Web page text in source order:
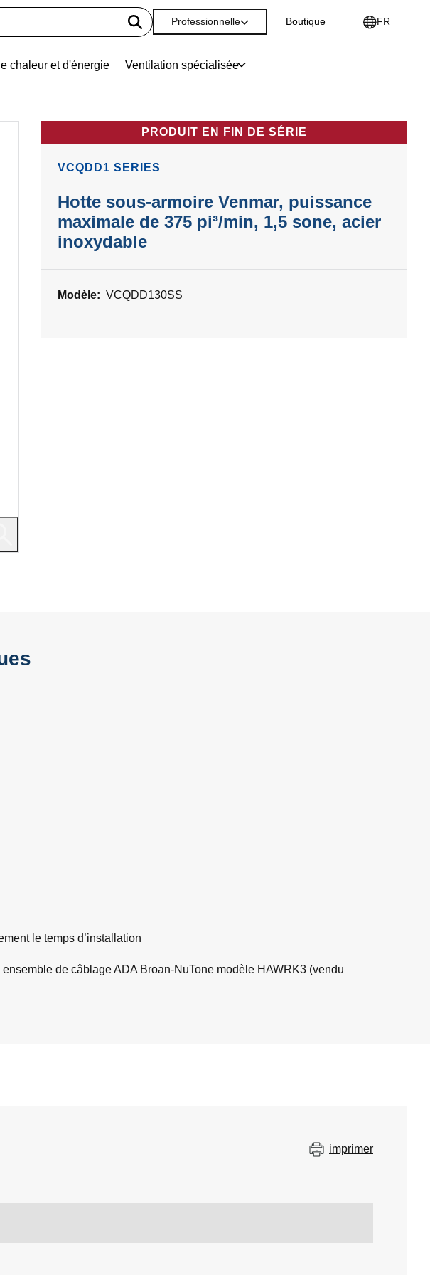
chaleur et d'énergie Ventilation spécialisée
Professionnelle Boutique FR
PRODUIT EN FIN DE SÉRIE
VCQDD1 SERIES
Hotte sous-armoire Venmar, puissance
maximale de 375 pi³/min, 1,5 sone, acier
inoxydable
Modèle: VCQDD130SS
le temps d’installation
de câblage ADA Broan-NuTone modèle HAWRK3 (vendu
imprimer